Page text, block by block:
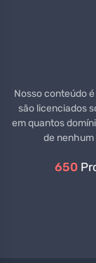
Nosso conteúdo
são licenciados
em quantos
de
650